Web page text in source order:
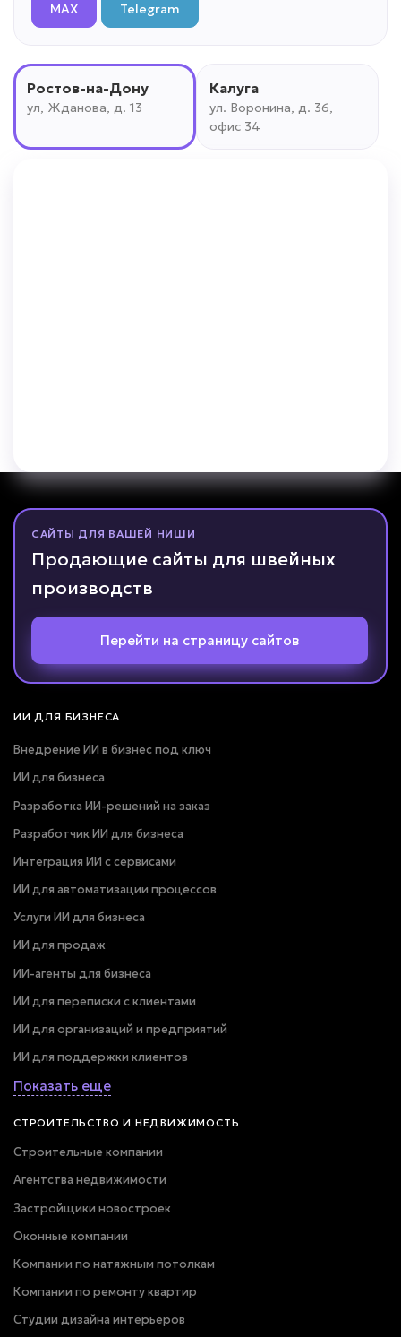
MAX Telegram
Ростов-на-Дону
ул, Жданова, д. 13
Калуга
ул. Воронина, д. 36,
офис 34
САЙТЫ ДЛЯ ВАШЕЙ НИШИ
Продающие сайты для швейных
производств
Перейти на страницу сайтов
ИИ ДЛЯ БИЗНЕСА
Внедрение ИИ в бизнес под ключ
ИИ для бизнеса
Разработка ИИ-решений на заказ
Разработчик ИИ для бизнеса
Интеграция ИИ с сервисами
ИИ для автоматизации процессов
Услуги ИИ для бизнеса
ИИ для продаж
ИИ-агенты для бизнеса
ИИ для переписки с клиентами
ИИ для организаций и предприятий
ИИ для поддержки клиентов
Показать еще
СТРОИТЕЛЬСТВО И НЕДВИЖИМОСТЬ
Строительные компании
Агентства недвижимости
Застройщики новостроек
Оконные компании
Компании по натяжным потолкам
Компании по ремонту квартир
Студии дизайна интерьеров